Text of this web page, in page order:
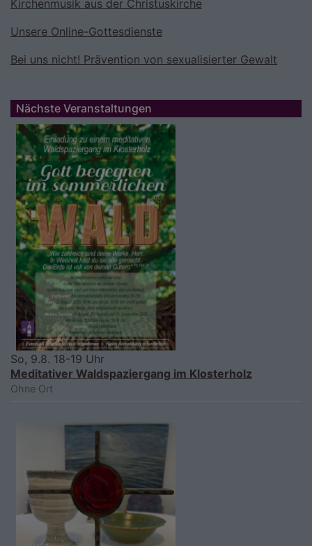
Kirchenmusik aus der Christuskirche
Unsere Online-Gottesdienste
Bei uns nicht! Prävention von sexualisierter Gewalt
Nächste Veranstaltungen
So, 9.8. 18-19 Uhr
Meditativer Waldspaziergang im Klosterholz
Ohne Ort